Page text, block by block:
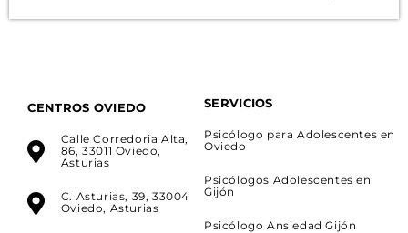
CENTROS OVIEDO
Calle Corredoria Alta,
86, 33011 Oviedo,
Asturias
C. Asturias, 39, 33004
Oviedo, Asturias
SERVICIOS
Psicólogo para Adolescentes en
Oviedo
Psicólogos Adolescentes en
Gijón
Psicólogo Ansiedad Gijón